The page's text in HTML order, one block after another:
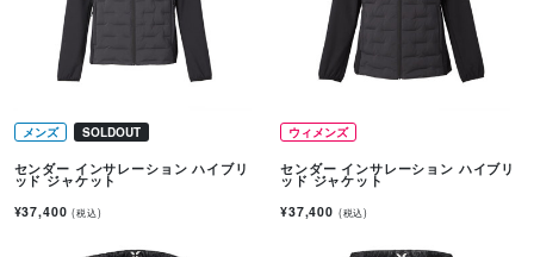
メンズ SOLDOUT
センダー インサレーション ハイブリ
ッド ジャケット
¥37,400(税込)
ウィメンズ
センダー インサレーション ハイブリ
ッド ジャケット
¥37,400 (税込)